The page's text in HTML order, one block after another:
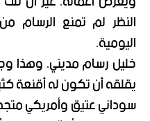
النظر لم تمنع الرسام
اليومية.
خليل رسام مديني. وهذا
يقلقه أن تكون له أقنعة
سوداني عتيق وأمريكي